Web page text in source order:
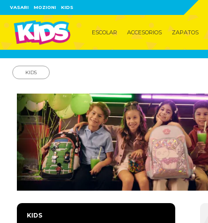
VASARI MOZIONI KIDS
ESCOLAR ACCESORIOS ZAPATOS
KIDS
KIDS